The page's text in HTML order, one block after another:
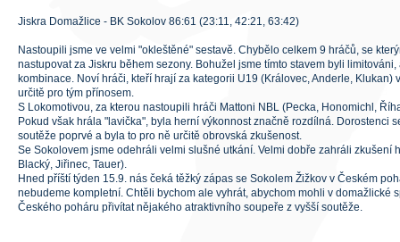
Jiskra Domažlice - BK Sokolov 86:61 (23:11, 42:21, 63:42)
Nastoupili jsme ve velmi "okleštěné" sestavě. Chybělo celkem 9 hráčů, se
nastupovat za Jiskru během sezony. Bohužel jsme tímto stavem byli
kombinace. Noví hráči, kteří hrají za kategorii U19 (Královec, Anderle, Klukan)
určitě pro tým přínosem.
S Lokomotivou, za kterou nastoupili hráči Mattoni NBL (Pecka, Honomichl,
Pokud však hrála "lavička", byla herní výkonnost značně rozdílná. Dorostenci
soutěže poprvé a byla to pro ně určitě obrovská zkušenost.
Se Sokolovem jsme odehráli velmi slušné utkání. Velmi dobře zahráli zkušení
Blacký, Jiřinec, Tauer).
Hned příští týden 15.9. nás čeká těžký zápas se Sokolem Žižkov v Českém
nebudeme kompletní. Chtěli bychom ale vyhrát, abychom mohli v domažlické
Českého poháru přivítat nějakého atraktivního soupeře z vyšší soutěže.